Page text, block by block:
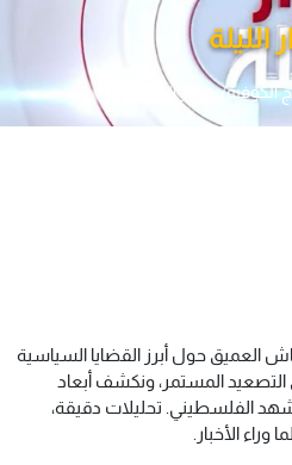
الليلة
الكوفية حوار الليلة
العميق حول أبرز القضايا السياسية
التصعيد المستمر، ونكشف أبعاد
الفلسطيني. تحليلات دقيقة،
الأخبار.